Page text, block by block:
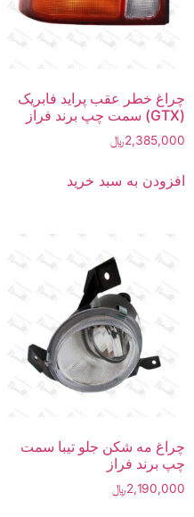
چراغ خطر عقب پراید فابریک
(GTX) سمت چپ برند فراز
2,385,000﷼
افزودن به سبد خرید
چراغ مه شکن جلو تیبا سمت
چپ برند فراز
2,190,000﷼